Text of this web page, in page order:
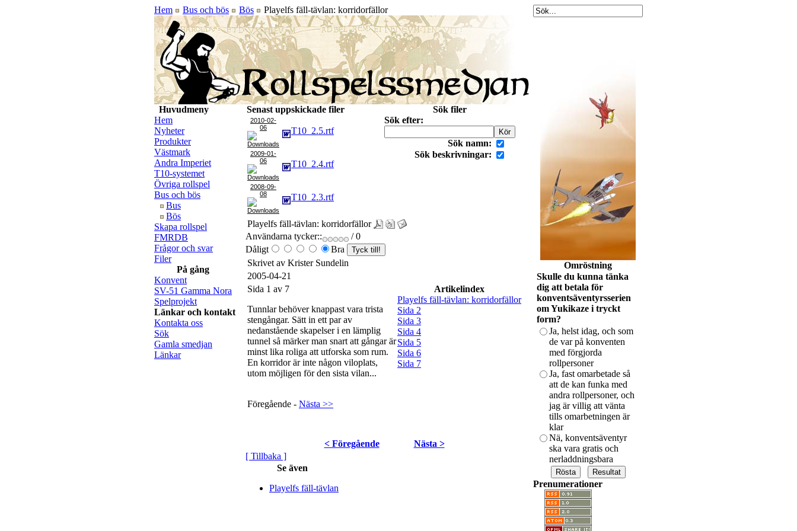
Hem Bus och bös Bös Playelfs fäll-tävlan: korridorfällor
Huvudmeny
Hem
Nyheter
Produkter
Västmark
Andra Imperiet
T10-systemet
Övriga rollspel
Bus och bös
Bus
Bös
Skapa rollspel
FMRDB
Frågor och svar
Filer
På gång
Konvent
SV-51 Gamma Nora
Spelprojekt
Länkar och kontakt
Kontakta oss
Sök
Gamla smedjan
Länkar
Senast uppskickade filer
2010-02-
06
T10_2.5.rtf
2009-01-
06
T10_2.4.rtf
2008-09-
08
T10_2.3.rtf
Sök filer
Sök efter:
Sök namn:
Sök beskrivningar:
Playelfs fäll-tävlan: korridorfällor
Användarna tycker::
/ 0
Dåligt
Bra
Skrivet av Krister Sundelin
2005-04-21
Artikelindex
Playelfs fäll-tävlan: korridorfällor
Sida 2
Sida 3
Sida 4
Sida 5
Sida 6
Sida 7
Sida 1 av 7
Tunnlar behöver knappast vara trista
stengångar. Sätt in ett par av
nedanstående skapelser i en lämplig
tunnel så märker man snart att gångar är
minst lika roliga att utforska som rum.
En korridor är inte någon viloplats,
utom möjligen för den sista vilan...
Föregående - Nästa >>
< Föregående
Nästa >
[ Tillbaka ]
Se även
Playelfs fäll-tävlan
Omröstning
Skulle du kunna tänka
dig att betala för
konventsäventyrsserien
om Yukikaze i tryckt
form?
Ja, helst idag, och som
de var på konventen
med förgjorda
rollpersoner
Ja, fast omarbetade så
att de kan funka med
andra rollpersoner, och
jag är villig att vänta
tills omarbetningen är
klar
Nä, konventsäventyr
ska vara gratis och
nerladdningsbara
Prenumerationer